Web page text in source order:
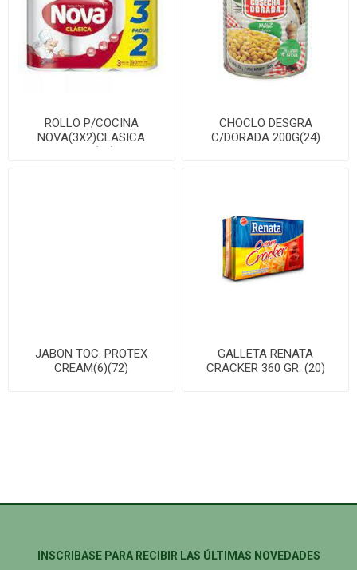
ROLLO P/COCINA
NOVA(3X2)CLASICA
100P(10)
CHOCLO DESGRA
C/DORADA 200G(24)
JABON TOC. PROTEX
CREAM(6)(72)
GALLETA RENATA
CRACKER 360 GR. (20)
INSCRIBASE PARA RECIBIR LAS ÚLTIMAS NOVEDADES